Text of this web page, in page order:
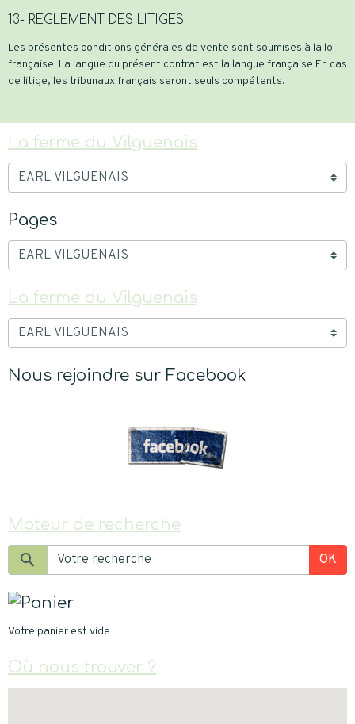
13- REGLEMENT DES LITIGES
Les présentes conditions générales de vente sont soumises à la loi
française. La langue du présent contrat est la langue française En cas
de litige, les tribunaux français seront seuls compétents.
La ferme du Vilguenais
Pages
La ferme du Vilguenais
Nous rejoindre sur Facebook
Moteur de recherche
OK
Votre panier est vide
Où nous trouver ?